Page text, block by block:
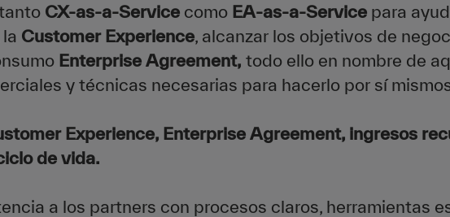
CX-as-a-Service como EA-as-a-Service para
la Customer Experience, alcanzar los objetivos de
Enterprise Agreement, todo ello en nombre de
y técnicas necesarias para hacerlo por sí
Experience, Enterprise Agreement, ingresos
de vida.
a los partners con procesos claros, herramientas